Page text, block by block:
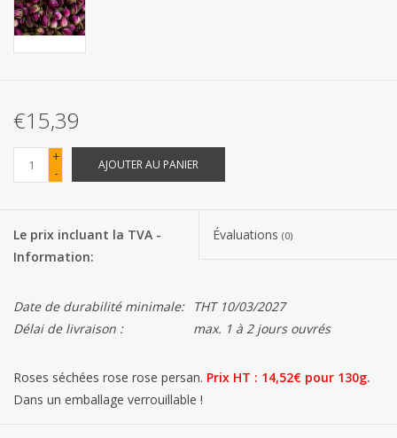
Fournitures de bureau
Produits Covid-19
Confiserie Saint-Nicolas
Bonbons de carnaval
Marques
€15,39
+
-
AJOUTER AU PANIER
Le prix incluant la TVA -
Information:
Évaluations (0)
Date de durabilité minimale:
THT 10/03/2027
Délai de livraison :
max. 1 à 2 jours ouvrés
Roses séchées rose rose persan. Prix ​​HT : 14,52€ pour 130g.
Dans un emballage verrouillable !